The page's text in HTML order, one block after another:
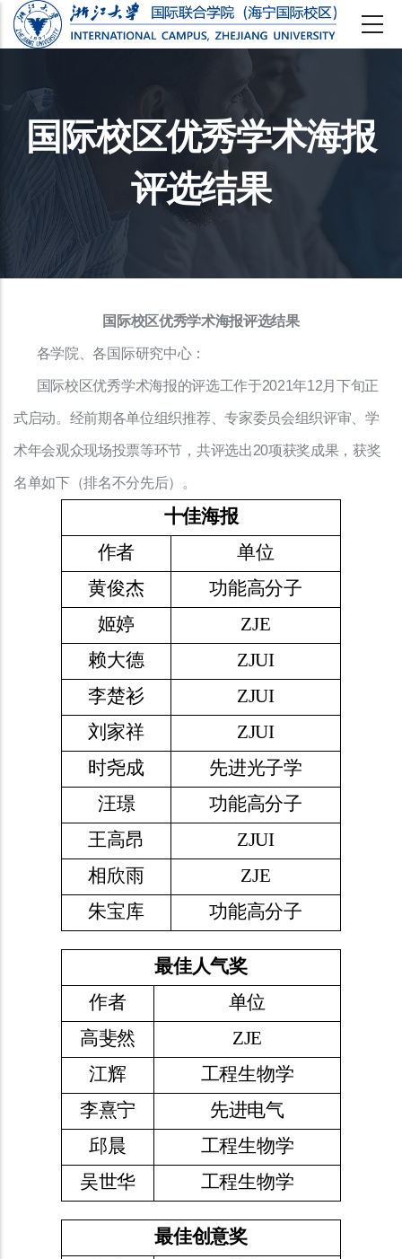
跳
转
主
国际校区优秀学术海报
评选结果
国际校区优秀学术海报评选结果
各学院、各国际研究中心：
国际校区优秀学术海报的评选工作于2021年12月下旬正
式启动。经前期各单位组织推荐、专家委员会组织评审、学
术年会观众现场投票等环节，共评选出20项获奖成果，获奖
名单如下（排名不分先后）。
十佳海报
作者
单位
黄俊杰
功能高分子
姬婷
ZJE
赖大德
ZJUI
李楚衫
ZJUI
刘家祥
ZJUI
时尧成
先进光子学
汪璟
功能高分子
王高昂
ZJUI
相欣雨
ZJE
朱宝库
功能高分子
最佳人气奖
作者
单位
高斐然
ZJE
江辉
工程生物学
李熹宁
先进电气
邱晨
工程生物学
吴世华
工程生物学
最佳创意奖